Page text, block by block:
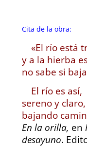
Cita de la obra:
«El río está
y a la hierba
no sabe si
El río es así,
sereno y claro,
bajando
En la orilla, en
desayuno.